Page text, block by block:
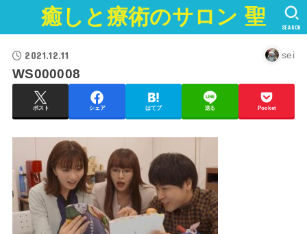
癒しと療術のサロン 聖 SEARCH
2021.12.11 sei
WS000008
ポスト シェア はてブ 送る Pocket